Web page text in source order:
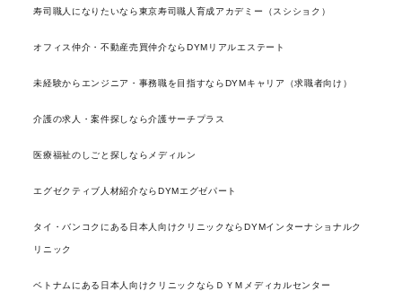
寿司職人になりたいなら東京寿司職人育成アカデミー（スシショク）
オフィス仲介・不動産売買仲介ならDYMリアルエステート
未経験からエンジニア・事務職を目指すならDYMキャリア（求職者向け）
介護の求人・案件探しなら介護サーチプラス
医療福祉のしごと探しならメディルン
エグゼクティブ人材紹介ならDYMエグゼパート
タイ・バンコクにある日本人向けクリニックならDYMインターナショナルク
リニック
ベトナムにある日本人向けクリニックならＤＹＭメディカルセンター